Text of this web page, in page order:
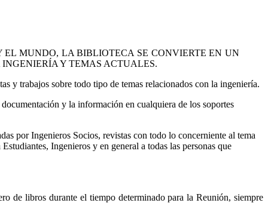
MUNDO, LA BIBLIOTECA SE CONVIERTE EN UN
Y TEMAS ACTUALES.
y trabajos sobre todo tipo de temas relacionados con la ingeniería.
y la información en cualquiera de los soportes
por Ingenieros Socios, revistas con todo lo concerniente al tema
Ingenieros y en general a todas las personas que
de libros durante el tiempo determinado para la Reunión, siempre